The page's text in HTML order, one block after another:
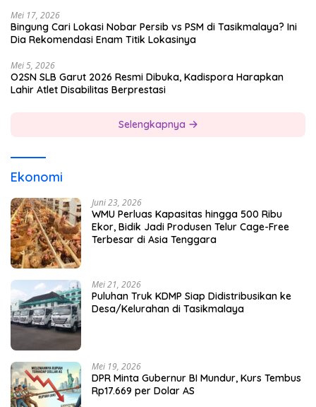
Mei 17, 2026
Bingung Cari Lokasi Nobar Persib vs PSM di Tasikmalaya? Ini
Dia Rekomendasi Enam Titik Lokasinya
Mei 5, 2026
O2SN SLB Garut 2026 Resmi Dibuka, Kadispora Harapkan
Lahir Atlet Disabilitas Berprestasi
Selengkapnya
Ekonomi
Juni 23, 2026
WMU Perluas Kapasitas hingga 500 Ribu
Ekor, Bidik Jadi Produsen Telur Cage-Free
Terbesar di Asia Tenggara
Mei 21, 2026
Puluhan Truk KDMP Siap Didistribusikan ke
Desa/Kelurahan di Tasikmalaya
Mei 19, 2026
DPR Minta Gubernur BI Mundur, Kurs Tembus
Rp17.669 per Dolar AS